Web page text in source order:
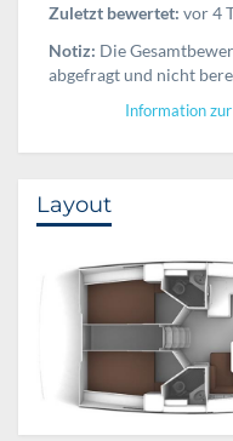
Zuletzt bewertet: vor 4
Notiz: Die
abgefragt und nicht
Information
Layout